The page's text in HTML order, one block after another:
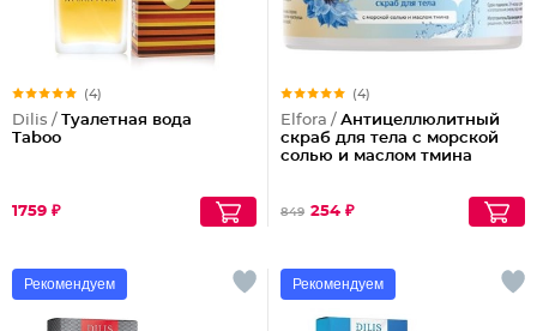
(4)
Dilis /
Туалетная вода
Taboo
1759 ₽
(4)
Elfora / Антицеллюлитный
скраб для тела с морской
солью и маслом тмина
849 254 ₽
Рекомендуем Рекомендуем